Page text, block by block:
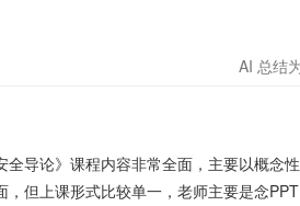
AI 总结
全导论》课程内容非常全面，主要以概念
，但上课形式比较单一，老师主要是念